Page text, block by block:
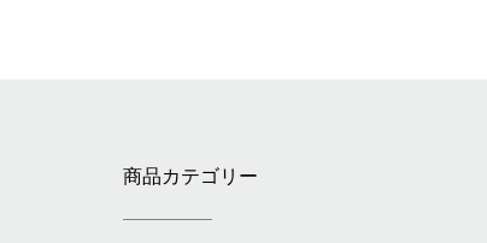
商品カテゴリー